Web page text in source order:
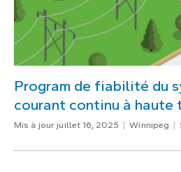
Program de fiabilité du
courant continu à haute
Mis à jour juillet 16, 2025 Winnipeg